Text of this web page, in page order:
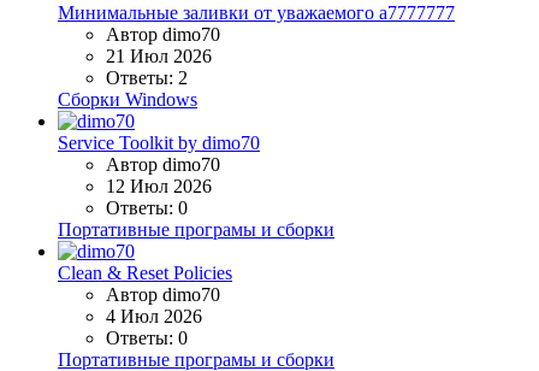
Минимальные заливки от уважаемого a7777777
Автор dimo70
21 Июл 2026
Ответы: 2
Сборки Windows
Service Toolkit by dimo70
Автор dimo70
12 Июл 2026
Ответы: 0
Портативные програмы и сборки
Clean & Reset Policies
Автор dimo70
4 Июл 2026
Ответы: 0
Портативные програмы и сборки